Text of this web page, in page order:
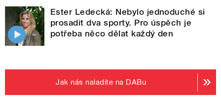
Ester Ledecká: Nebylo jednoduché si
prosadit dva sporty. Pro úspěch je
potřeba něco dělat každý den
Jak nás naladíte na DABu